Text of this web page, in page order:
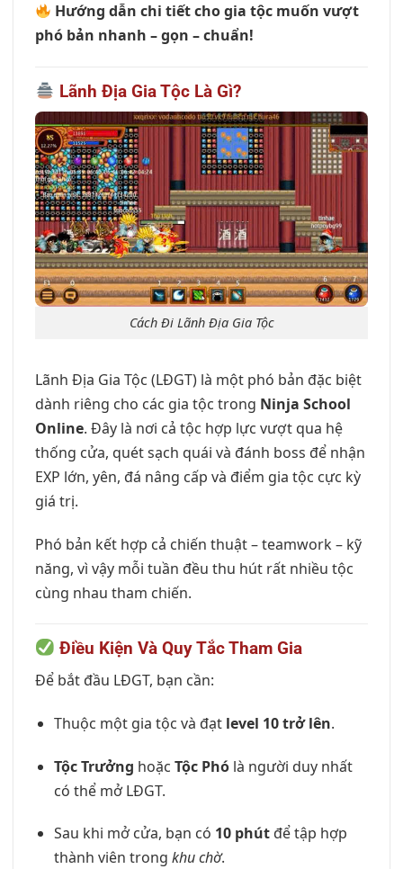
Hướng dẫn chi tiết cho gia tộc muốn vượt
phó bản nhanh – gọn – chuẩn!
Lãnh Địa Gia Tộc Là Gì?
Cách Đi Lãnh Địa Gia Tộc
Lãnh Địa Gia Tộc (LĐGT) là một phó bản đặc biệt
dành riêng cho các gia tộc trong Ninja School
Online. Đây là nơi cả tộc hợp lực vượt qua hệ
thống cửa, quét sạch quái và đánh boss để nhận
EXP lớn, yên, đá nâng cấp và điểm gia tộc cực kỳ
giá trị.
Phó bản kết hợp cả chiến thuật – teamwork – kỹ
năng, vì vậy mỗi tuần đều thu hút rất nhiều tộc
cùng nhau tham chiến.
Điều Kiện Và Quy Tắc Tham Gia
Để bắt đầu LĐGT, bạn cần:
Thuộc một gia tộc và đạt level 10 trở lên.
Tộc Trưởng hoặc Tộc Phólà người duy nhất
có thể mở LĐGT.
Sau khi mở cửa, bạn có 10 phútđể tập hợp
thành viên trong khu chờ.